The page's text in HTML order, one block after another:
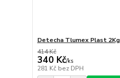
Detecha Tlumex Plast 2Kg
414 Kč
340 Kč/ks
281 Kč bez DPH